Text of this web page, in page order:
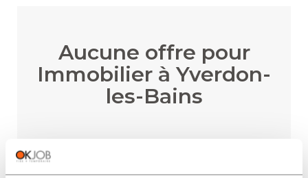
Aucune offre pour
Immobilier à Yverdon-
les-Bains
RECEVOIR LES ALERTES